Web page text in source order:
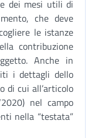
dei mesi utili di
che deve
le istanze
contribuzione
Anche in
i dettagli dello
di cui all’articolo
nel campo
nella “testata”